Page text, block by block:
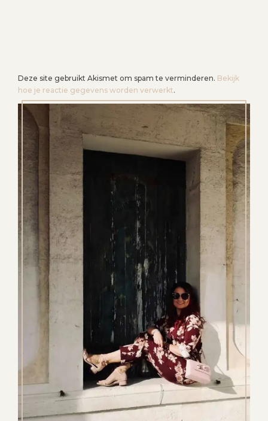
Deze site gebruikt Akismet om spam te verminderen. Bekijk
hoe je reactie gegevens worden verwerkt.